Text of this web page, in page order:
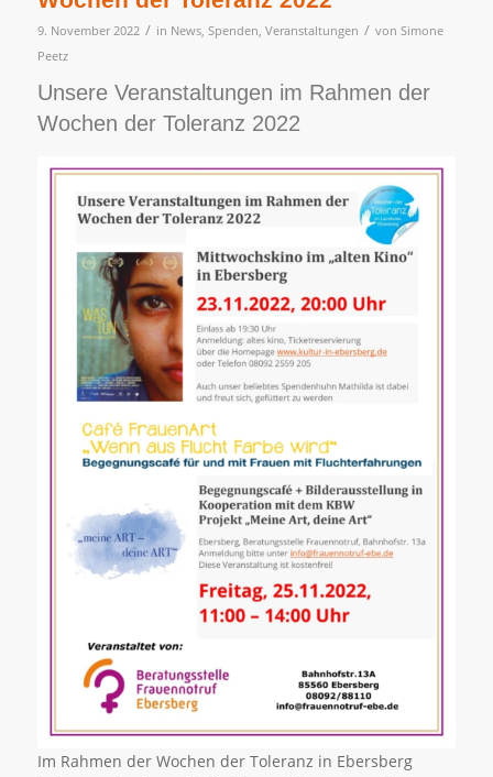
9. November 2022 / in News, Spenden Veranstaltungen / von Simone
Peetz
Unsere Veranstaltungen im Rahmen der
Wochen der Toleranz 2022
Im Rahmen der Wochen der Toleranz in Ebersberg